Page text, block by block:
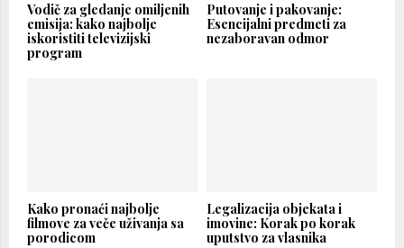
Vodič za gledanje omiljenih
emisija: kako najbolje
iskoristiti televizijski
program
Putovanje i pakovanje:
Esencijalni predmeti za
nezaboravan odmor
Kako pronaći najbolje
filmove za veče uživanja sa
porodicom
Legalizacija objekata i
imovine: Korak po korak
uputstvo za vlasnika